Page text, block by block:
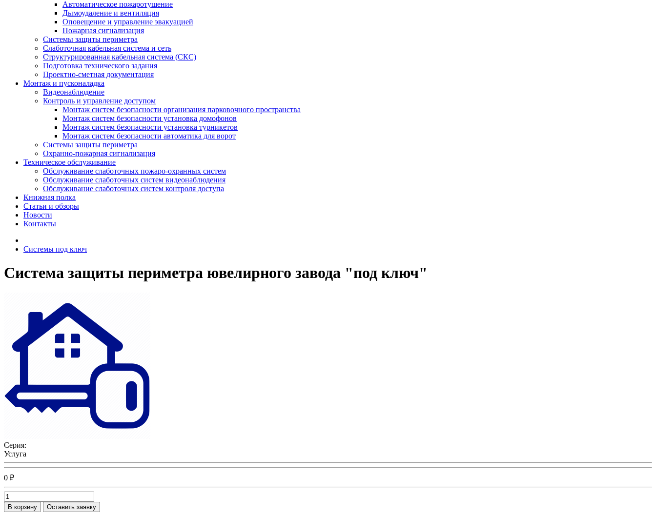
Автоматическое пожаротушение
Дымоудаление и вентиляция
Оповещение и управление эвакуацией
Пожарная сигнализация
Системы защиты периметра
Слаботочная кабельная система и сеть
Структурированная кабельная система (СКС)
Подготовка технического задания
Проектно-сметная документация
Монтаж и пусконаладка
Видеонаблюдение
Контроль и управление доступом
Монтаж систем безопасности организация парковочного пространства
Монтаж систем безопасности установка домофонов
Монтаж систем безопасности установка турникетов
Монтаж систем безопасности автоматика для ворот
Системы защиты периметра
Охранно-пожарная сигнализация
Техническое обслуживание
Обслуживание слаботочных пожаро-охранных систем
Обслуживание слаботочных систем видеонаблюдения
Обслуживание слаботочных систем контроля доступа
Книжная полка
Статьи и обзоры
Новости
Контакты
Системы под ключ
Система защиты периметра ювелирного завода "под ключ"
Серия:
Услуга
0 ₽
В корзину Оставить заявку